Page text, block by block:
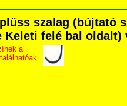
szalag (bújtató
Keleti felé bal
a